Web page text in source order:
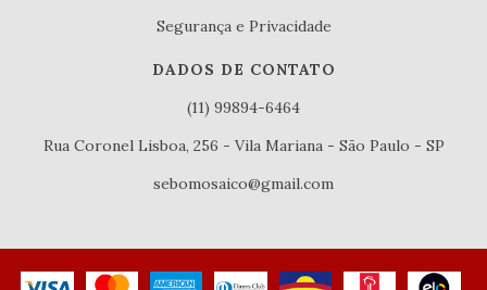
Segurança e Privacidade
DADOS DE CONTATO
(11) 99894-6464
Rua Coronel Lisboa, 256 - Vila Mariana - São Paulo - SP
sebomosaico@gmail.com